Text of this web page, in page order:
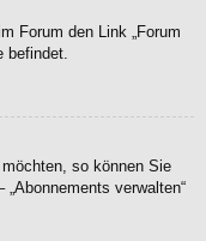
Forum den Link „Forum
befindet.
so können Sie
verwalten“